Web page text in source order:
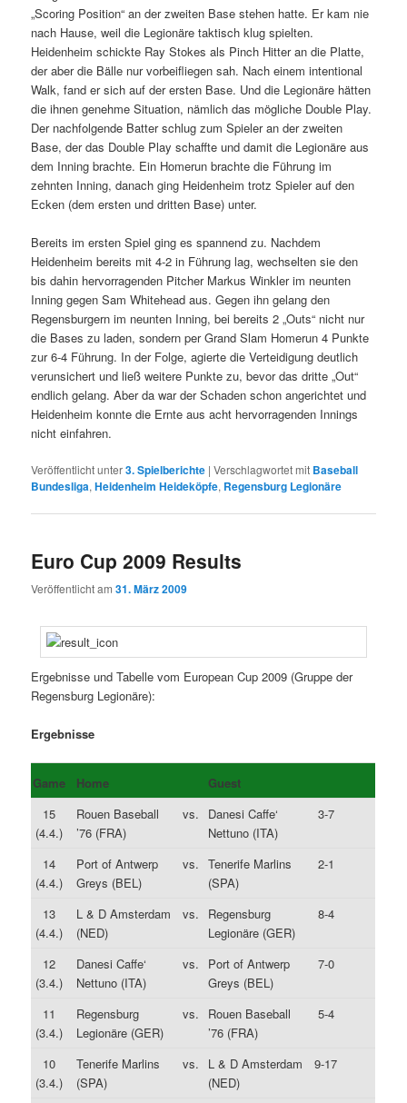
„Scoring Position“ an der zweiten Base stehen hatte. Er kam nie
nach Hause, weil die Legionäre taktisch klug spielten.
Heidenheim schickte Ray Stokes als Pinch Hitter an die Platte,
der aber die Bälle nur vorbeifliegen sah. Nach einem intentional
Walk, fand er sich auf der ersten Base. Und die Legionäre hätten
die ihnen genehme Situation, nämlich das mögliche Double Play.
Der nachfolgende Batter schlug zum Spieler an der zweiten
Base, der das Double Play schaffte und damit die Legionäre aus
dem Inning brachte. Ein Homerun brachte die Führung im
zehnten Inning, danach ging Heidenheim trotz Spieler auf den
Ecken (dem ersten und dritten Base) unter.
Bereits im ersten Spiel ging es spannend zu. Nachdem
Heidenheim bereits mit 4-2 in Führung lag, wechselten sie den
bis dahin hervorragenden Pitcher Markus Winkler im neunten
Inning gegen Sam Whitehead aus. Gegen ihn gelang den
Regensburgern im neunten Inning, bei bereits 2 „Outs“ nicht nur
die Bases zu laden, sondern per Grand Slam Homerun 4 Punkte
zur 6-4 Führung. In der Folge, agierte die Verteidigung deutlich
verunsichert und ließ weitere Punkte zu, bevor das dritte „Out“
endlich gelang. Aber da war der Schaden schon angerichtet und
Heidenheim konnte die Ernte aus acht hervorragenden Innings
nicht einfahren.
Veröffentlicht unter3. Spielberichte |Verschlagwortet mit Baseball
Bundesliga,Heidenheim Heideköpfe, Regensburg Legionäre
Euro Cup 2009 Results
Veröffentlicht am31. März 2009
Ergebnisse und Tabelle vom European Cup 2009 (Gruppe der
Regensburg Legionäre):
Ergebnisse
Game Home
Guest
15
(4.4.)
Rouen Baseball
’76 (FRA)
vs.
Danesi Caffe‘
Nettuno (ITA)
3-7
14
(4.4.)
Port of Antwerp
Greys (BEL)
vs. Tenerife Marlins
(SPA)
2-1
13
(4.4.)
L & D Amsterdam
(NED)
vs.
Regensburg
Legionäre (GER)
8-4
12
(3.4.)
Danesi Caffe‘
Nettuno (ITA)
vs.
Port of Antwerp
Greys (BEL)
7-0
11
(3.4.)
Regensburg
Legionäre (GER)
vs.
Rouen Baseball
’76 (FRA)
5-4
10
(3.4.)
Tenerife Marlins
(SPA)
vs.
L & D Amsterdam
(NED)
9-17